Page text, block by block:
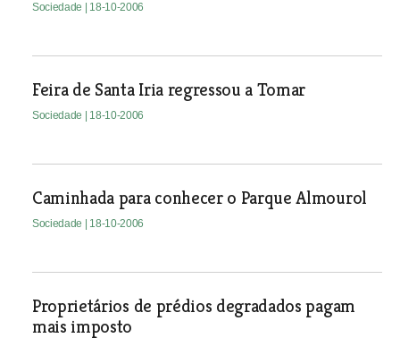
Sociedade | 18-10-2006
Feira de Santa Iria regressou a Tomar
Sociedade | 18-10-2006
Caminhada para conhecer o Parque Almourol
Sociedade | 18-10-2006
Proprietários de prédios degradados pagam
mais imposto